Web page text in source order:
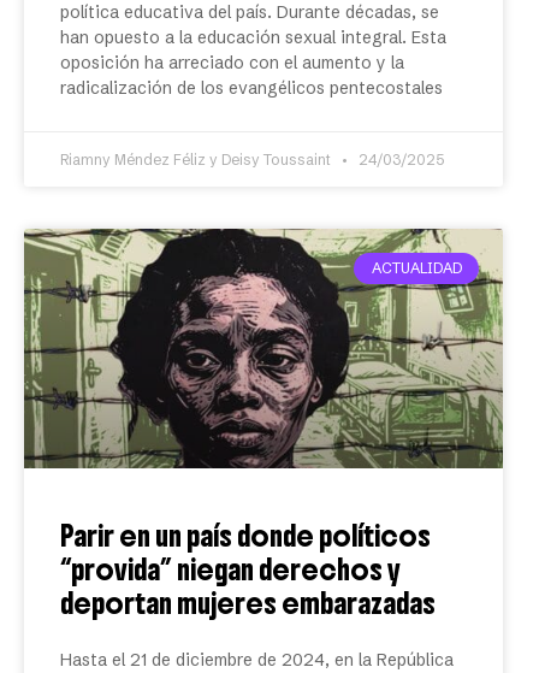
política educativa del país. Durante décadas, se
han opuesto a la educación sexual integral. Esta
oposición ha arreciado con el aumento y la
radicalización de los evangélicos pentecostales
Riamny Méndez Féliz y Deisy Toussaint 24/03/2025
ACTUALIDAD
Parir en un país donde políticos
“provida” niegan derechos y
deportan mujeres embarazadas
Hasta el 21 de diciembre de 2024, en la República